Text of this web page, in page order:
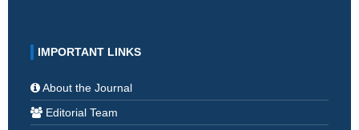
IMPORTANT LINKS
About the Journal
Editorial Team